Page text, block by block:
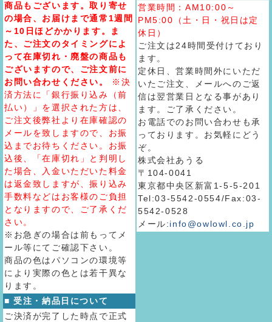
商品もございます。取り寄せ
の場合、お届けまで通常1週間
～10日ほどかかります。ま
た、ご注文のタイミングによ
って在庫切れ・廃盤の商品も
ございますので、ご注文前に
お問い合わせください。
※決
済方法に「銀行振り込み（前
払い）」を選択された方は、
ご注文後弊社より在庫確認の
メールを致しますので、お振
込までお待ちください。お振
込後、「在庫切れ」と判明し
た場合、入金いただいた料金
は返金致しますが、振り込み
手数料などはお客様のご負担
となりますので、ご了承くだ
さい。
※お急ぎの場合は前もってメ
ール等にてご確認下さい。
商品の色はパソコンの環境等
により実際の色とは若干異な
ります。
■ 受注・納品日について
ご決済が完了した時点で正式
営業時間：AM10:00～
PM5:00（土・日・祝日は定
休日）
ご注文は24時間受付けており
ます。
定休日、営業時間外にいただ
いたご注文、メールへのご返
信は翌営業日となる事があり
ます。ご了承ください。
お電話でのお問い合わせも承
っております。お気軽にどう
ぞ。
株式会社あうる
〒104-0041
東京都中央区新富1-5-5-201
Tel:03-5542-0554/Fax:03-
5542-0528
メール:info@owlowl.co.jp